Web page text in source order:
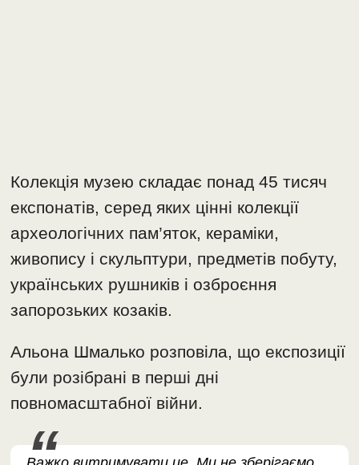
Колекція музею складає понад 45 тисяч
експонатів, серед яких цінні колекції
археологічних пам’яток, кераміки,
живопису і скульптури, предметів побуту,
українських рушників і озброєння
запорозьких козаків.
Альона Шмалько розповіла, що експозиції
були розібрані в перші дні
повномасштабної війни.